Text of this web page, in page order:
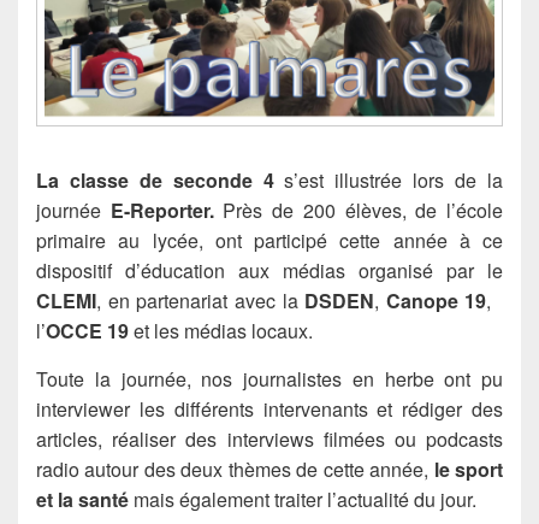
La classe de seconde 4s’est illustrée lors de la
journée E-Reporter. Près de 200 élèves, de l’école
primaire au lycée, ont participé cette année à ce
dispositif d’éducation aux médias organisé par le
CLEMI, en partenariat avec laDSDEN, Canope 19,
l’OCCE 19et les médias locaux.
Toute la journée, nos journalistes en herbe ont pu
interviewer les différents intervenants et rédiger des
articles, réaliser des interviews filmées ou podcasts
radio autour des deux thèmes de cette année, le sport
et la santé mais également traiter l’actualité du jour.